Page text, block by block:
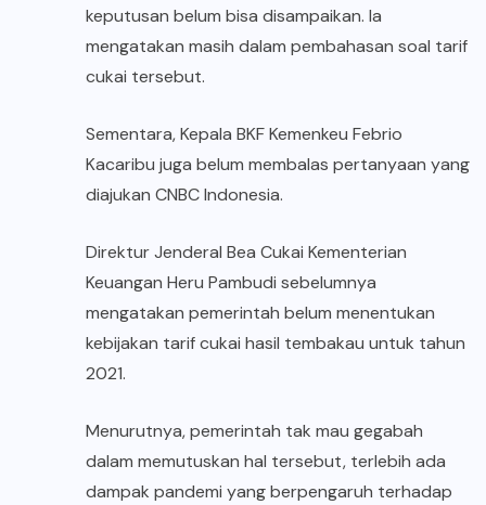
keputusan belum bisa disampaikan. Ia
mengatakan masih dalam pembahasan soal tarif
cukai tersebut.
Sementara, Kepala BKF Kemenkeu Febrio
Kacaribu juga belum membalas pertanyaan yang
diajukan CNBC Indonesia.
Direktur Jenderal Bea Cukai Kementerian
Keuangan Heru Pambudi sebelumnya
mengatakan pemerintah belum menentukan
kebijakan tarif cukai hasil tembakau untuk tahun
2021.
Menurutnya, pemerintah tak mau gegabah
dalam memutuskan hal tersebut, terlebih ada
dampak pandemi yang berpengaruh terhadap